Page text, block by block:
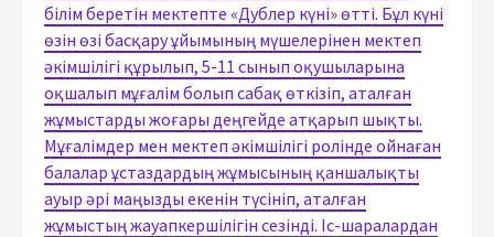
білім беретін мектепте «Дублер күні» өтті. Бұл күні
өзін өзі басқару ұйымының мүшелерінен мектеп
әкімшілігі құрылып, 5-11 сынып оқушыларына
оқшалып мұғалім болып сабақ өткізіп, аталған
жұмыстарды жоғары деңгейде атқарып шықты.
Мұғалімдер мен мектеп әкімшілігі ролінде ойнаған
балалар ұстаздардың жұмысының қаншалықты
ауыр әрі маңызды екенін түсініп, аталған
жұмыстың жауапкершілігін сезінді. Іс-шаралардан